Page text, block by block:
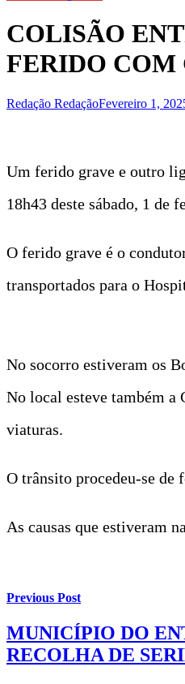
COLISÃO
FERIDO COM
Redação RedaçãoFevereiro 1,
Um ferido grave e outro
18h43 deste sábado, 1 de
O ferido grave é o
transportados para o
No socorro estiveram os
No local esteve também a
viaturas.
O trânsito procedeu-se de
As causas que estiveram
Previous Post
MUNICÍPIO DO
RECOLHA DE